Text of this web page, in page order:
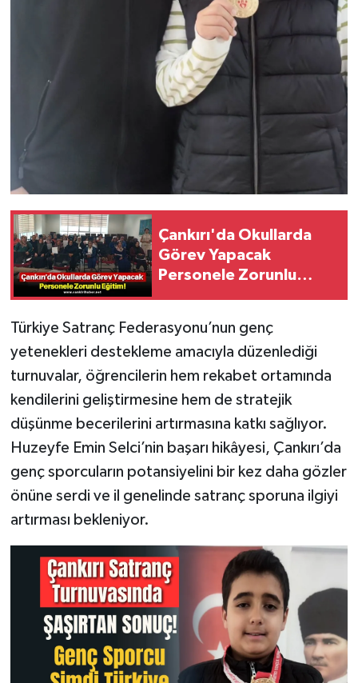
Çankırı'da Okullarda
Görev Yapacak
Personele Zorunlu
Türkiye Satranç Federasyonu’nun genç
yetenekleri destekleme amacıyla düzenlediği
turnuvalar, öğrencilerin hem rekabet ortamında
kendilerini geliştirmesine hem de stratejik
düşünme becerilerini artırmasına katkı sağlıyor.
Huzeyfe Emin Selci’nin başarı hikâyesi, Çankırı’da
genç sporcuların potansiyelini bir kez daha gözler
önüne serdi ve il genelinde satranç sporuna ilgiyi
artırması bekleniyor.